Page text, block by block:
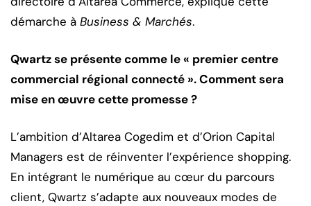
démarche à Business & Marchés.
Qwartz se présente comme le « premier centre
commercial régional connecté ». Comment sera
mise en œuvre cette promesse ?
L’ambition d’Altarea Cogedim et d’Orion Capital
Managers est de réinventer l’expérience shopping.
En intégrant le numérique au cœur du parcours
client, Qwartz s’adapte aux nouveaux modes de